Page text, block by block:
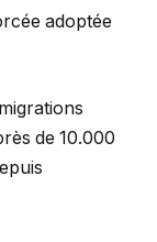
adoptée
de 10.000